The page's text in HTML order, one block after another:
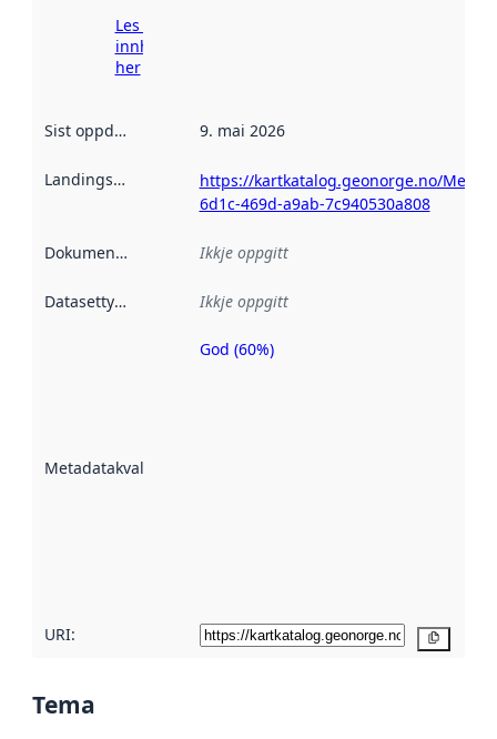
Les meir om
innhenting
her
Sist oppdatert 9. mai 2026
Landingsside
https://kartkatalog.geonorge.no/
6d1c-469d-a9ab-7c940530a808
Dokumentasjon Ikkje oppgitt
Datasettype Ikkje oppgitt
Metadatakvalitet
Metadatakvalitet
God (60%)
URI:
Tema